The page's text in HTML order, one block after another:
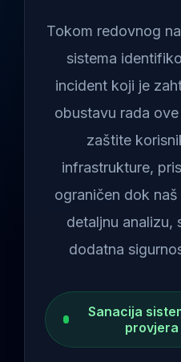
Tokom redovnog
sistema
incident koji je
obustavu rada
zaštite
infrastrukture,
ograničen dok
detaljnu analizu,
dodatna
Sanacija
provjera